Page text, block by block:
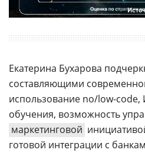
Екатерина Бухарова
составляющими
использование no/low-
обучения, возможность
маркетинговой
готовой интеграции с